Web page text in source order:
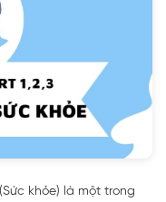
khỏe) là một trong